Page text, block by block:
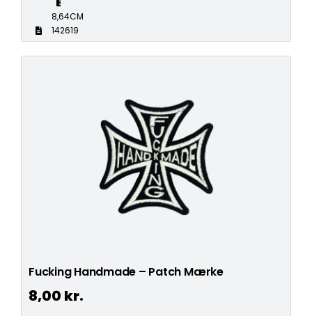
8,64CM
142619
Fucking Handmade – Patch Mærke
8,00 kr.